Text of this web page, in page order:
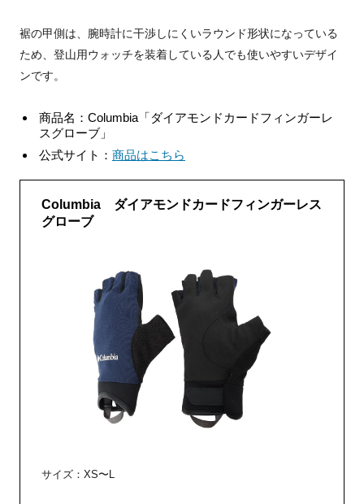
裾の甲側は、腕時計に干渉しにくいラウンド形状になっている
ため、登山用ウォッチを装着している人でも使いやすいデザイ
ンです。
商品名：Columbia「ダイアモンドカードフィンガーレ
スグローブ」
公式サイト： 商品はこちら
Columbia ダイアモンドカードフィンガーレス
グローブ
サイズ：XS〜L